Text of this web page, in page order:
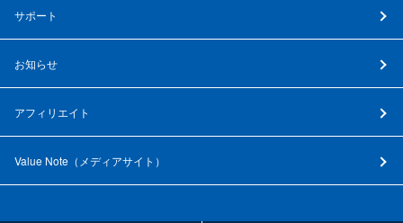
サポート
お知らせ
アフィリエイト
Value Note（ メディアサイト ）